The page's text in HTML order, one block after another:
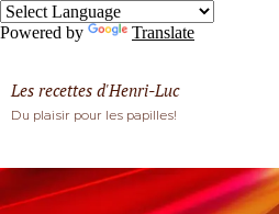
Powered by Translate
Les recettes d'Henri-Luc
Du plaisir pour les papilles!